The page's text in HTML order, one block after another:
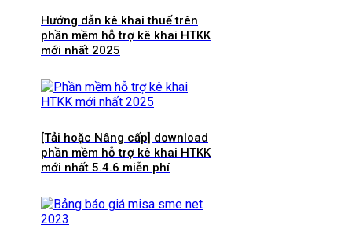
Hướng dẫn kê khai thuế trên
phần mềm hỗ trợ kê khai HTKK
mới nhất 2025
[Tải hoặc Nâng cấp] download
phần mềm hỗ trợ kê khai HTKK
mới nhất 5.4.6 miễn phí